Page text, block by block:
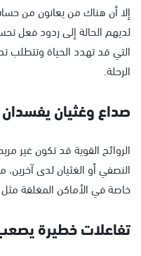
إلا أن هناك من يعانون من
لديهم الحالة إلى ردود فعل
التي قد تهدد الحياة وتتطلب
الرحلة.
صداع وغثيان يفسدان
الروائح القوية قد تكون غير
النصفي أو الغثيان لدى
خاصة في الأماكن المغلقة
تفاعلات خطيرة